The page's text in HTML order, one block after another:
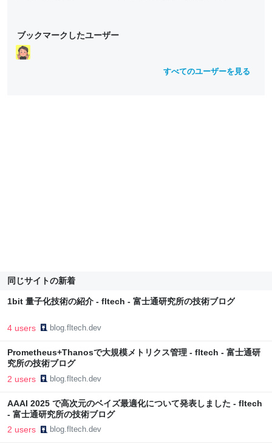
ブックマークしたユーザー
すべてのユーザーを見る
同じサイトの新着
1bit 量子化技術の紹介 - fltech - 富士通研究所の技術ブログ
4 users blog.fltech.dev
Prometheus+Thanosで大規模メトリクス管理 - fltech - 富士通研
究所の技術ブログ
2 users blog.fltech.dev
AAAI 2025 で高次元のベイズ最適化について発表しました - fltech
- 富士通研究所の技術ブログ
2 users blog.fltech.dev